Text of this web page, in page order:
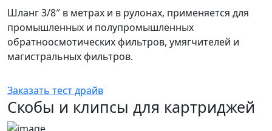
Шланг 3/8″ в метрах и в рулонах, применяется для
промышленных и полупромышленных
обратноосмотических фильтров, умягчителей и
магистральных фильтров.
Заказать тест драйв
Скобы и клипсы для картриджей